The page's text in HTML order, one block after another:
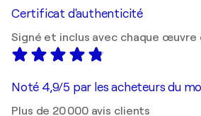
Certificat d'authenticité
Signé et inclus avec chaque œuvre
Noté 4,9/5 par les acheteurs du
Plus de 20 000 avis clients